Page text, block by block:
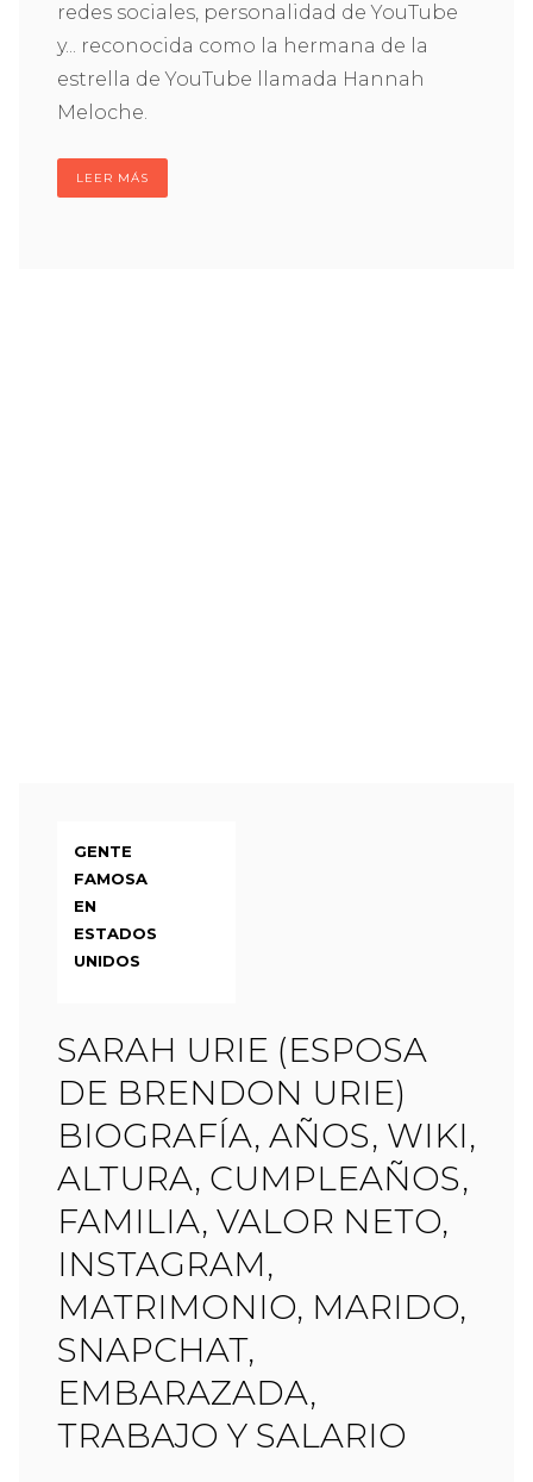
redes sociales, personalidad de YouTube
y... reconocida como la hermana de la
estrella de YouTube llamada Hannah
Meloche.
LEER MÁS
GENTE
FAMOSA
EN
ESTADOS
UNIDOS
SARAH URIE (ESPOSA
DE BRENDON URIE)
BIOGRAFÍA, AÑOS, WIKI,
ALTURA, CUMPLEAÑOS,
FAMILIA, VALOR NETO,
INSTAGRAM,
MATRIMONIO, MARIDO,
SNAPCHAT,
EMBARAZADA,
TRABAJO Y SALARIO